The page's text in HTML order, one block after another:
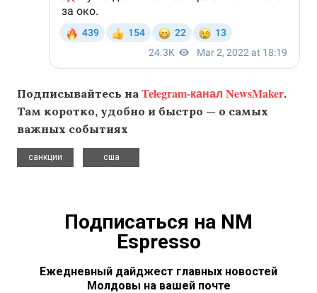
Подписывайтесь на Telegram-канал NewsMaker.
Там коротко, удобно и быстро — о самых
важных событиях
санкции
сша
Подписаться на NM
Espresso
Ежедневный дайджест главных новостей
Молдовы на вашей почте